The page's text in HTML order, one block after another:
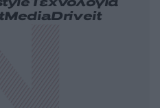
Τεχνολογία
MediaDriveit